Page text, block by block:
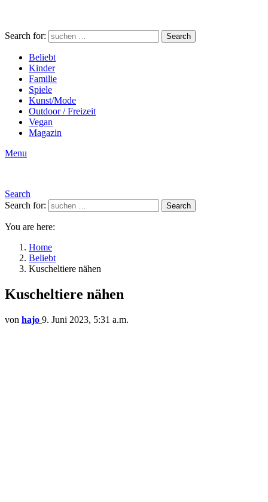
Search for: Search
Beliebt
Kinder
Familie
Spiele
Kunst/Mode
Outdoor / Freizeit
Vegan
Magazin
Menu
Search
Search for:
Search
You are here:
Home
Beliebt
Kuscheltiere nähen
Kuscheltiere nähen
von hajo 9. Juni 2023, 5:31 a.m.